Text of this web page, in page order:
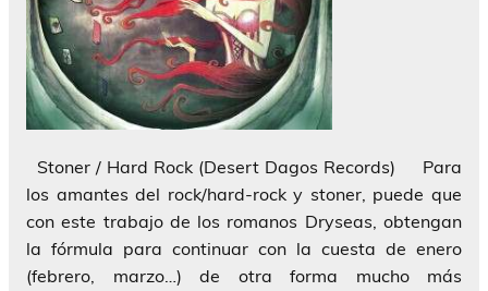
Stoner / Hard Rock (Desert Dagos Records) Para
los amantes del rock/hard-rock y stoner, puede que
con este trabajo de los romanos Dryseas, obtengan
la fórmula para continuar con la cuesta de enero
(febrero, marzo…) de otra forma mucho más